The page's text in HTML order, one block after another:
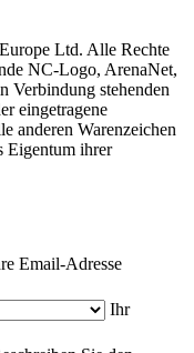
Ltd. Alle Rechte
NC-Logo, ArenaNet,
Verbindung stehenden
eingetragene
anderen Warenzeichen
Eigentum ihrer
Email-Adresse
Ihr